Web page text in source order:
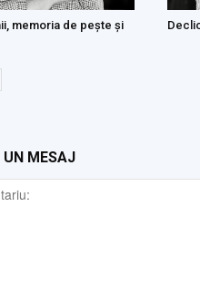
memoria de pește și
MESAJ